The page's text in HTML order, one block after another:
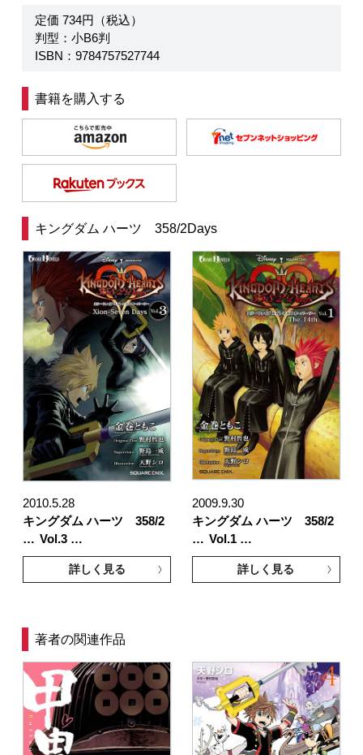
定価 734円（税込）
判型：小B6判
ISBN：9784757527744
書籍を購入する
キングダム ハーツ 358/2Days
2010.5.28
キングダム ハーツ 358/2
… Vol.3 …
詳しく見る
2009.9.30
キングダム ハーツ 358/2
… Vol.1 …
詳しく見る
著者の関連作品